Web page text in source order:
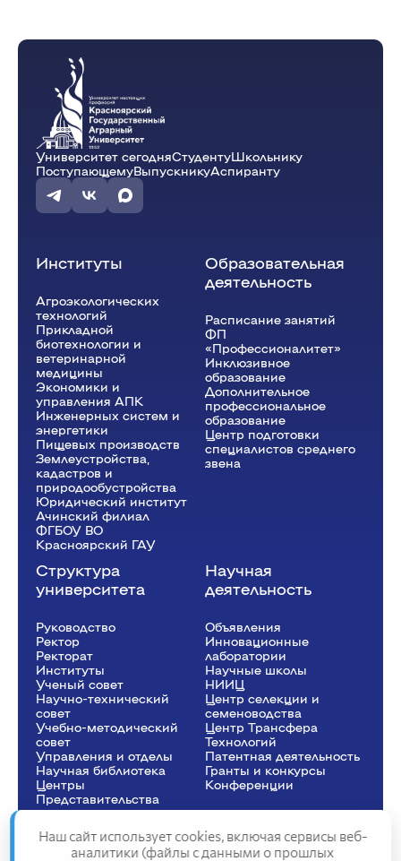
Университет сегодняСтудентуШкольнику
ПоступающемуВыпускникуАспиранту
Институты
Агроэкологических
технологий
Прикладной
биотехнологии и
ветеринарной
медицины
Экономики и
управления АПК
Инженерных систем и
энергетики
Пищевых производств
Землеустройства,
кадастров и
природообустройства
Юридический институт
Ачинский филиал
ФГБОУ ВО
Красноярский ГАУ
Образовательная
деятельность
Расписание занятий
ФП
«Профессионалитет»
Инклюзивное
образование
Дополнительное
профессиональное
образование
Центр подготовки
специалистов среднего
звена
Структура
университета
Руководство
Ректор
Рeкторат
Институты
Ученый совет
Научно-технический
совет
Учебно-методический
совет
Управления и отделы
Научная библиотека
Центры
Представительства
Научная
деятельность
Объявления
Инновационные
лаборатории
Научные школы
НИИЦ
Центр селекции и
семеноводства
Центр Трансфера
Технологий
Патентная деятельность
Гранты и конкурсы
Конференции
Наш сайт использует cookies, включая сервисы веб-
аналитики (файлы с данными о прошлых